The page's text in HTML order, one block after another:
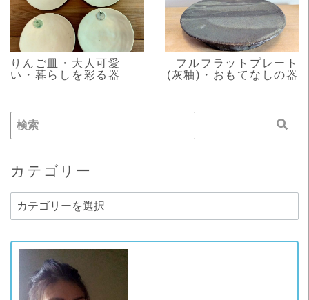
READ MORE
りんご皿・大人可愛
い・暮らしを彩る器
READ MORE
フルフラットプレート
(灰釉)・おもてなしの器
カテゴリー
カ
テ